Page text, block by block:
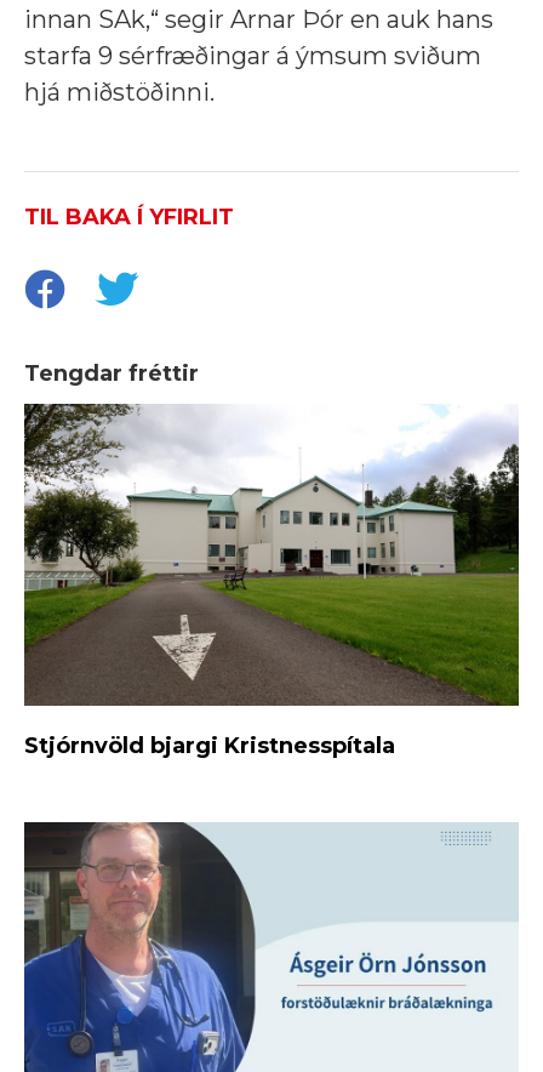
innan SAk,“ segir Arnar Þór en auk hans
starfa 9 sérfræðingar á ýmsum sviðum
hjá miðstöðinni.
TIL BAKA Í YFIRLIT
Tengdar fréttir
Stjórnvöld bjargi Kristnesspítala